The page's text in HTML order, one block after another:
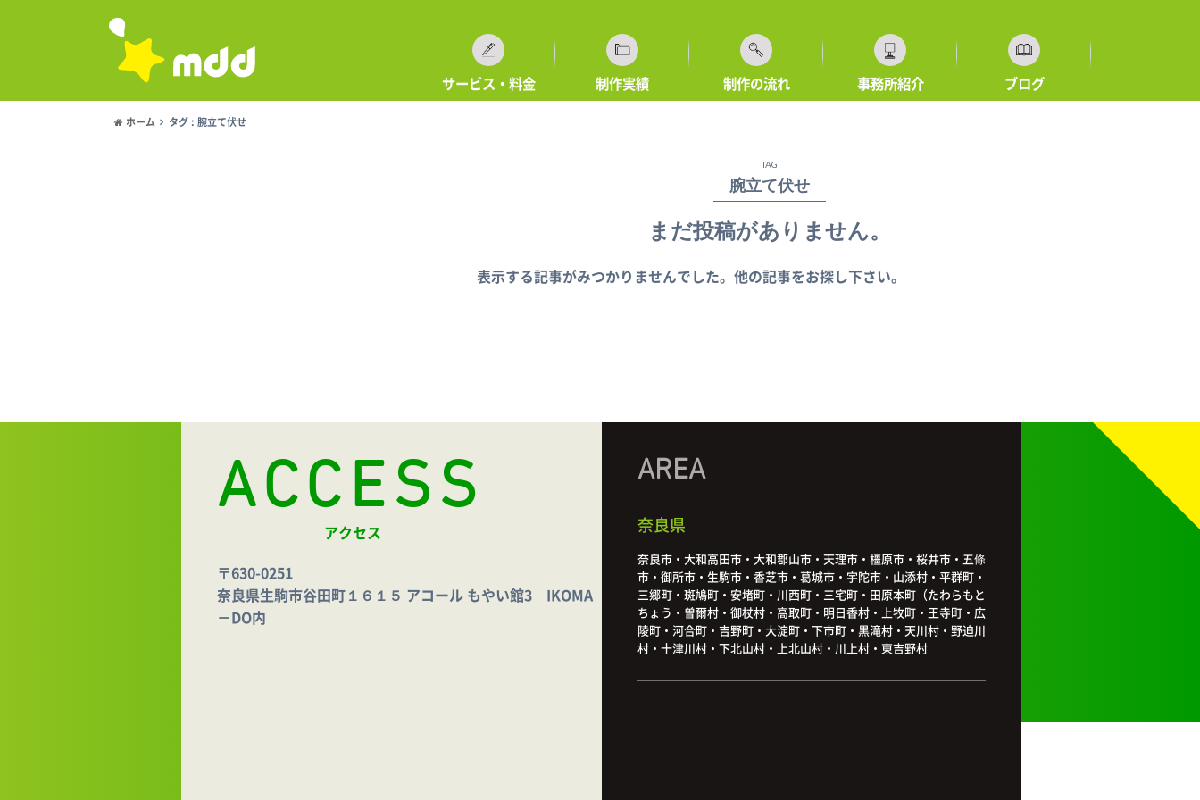
サービス・料金 制作実績 制作の流れ 事務所紹介 ブログ
ホーム タグ : 腕立て伏せ
TAG
腕立て伏せ
まだ投稿がありません。
表示する記事がみつかりませんでした。他の記事をお探し下さい。
ACCESS
アクセス
〒630-0251
奈良県生駒市谷田町１６１５ アコール もやい館3 IKOMA
－DO内
AREA
奈良県
奈良市・大和高田市・大和郡山市・天理市・橿原市・桜井市・五條
市・御所市・生駒市・香芝市・葛城市・宇陀市・山添村・平群町・
三郷町・斑鳩町・安堵町・川西町・三宅町・田原本町（たわらもと
ちょう・曽爾村・御杖村・高取町・明日香村・上牧町・王寺町・広
陵町・河合町・吉野町・大淀町・下市町・黒滝村・天川村・野迫川
村・十津川村・下北山村・上北山村・川上村・東吉野村